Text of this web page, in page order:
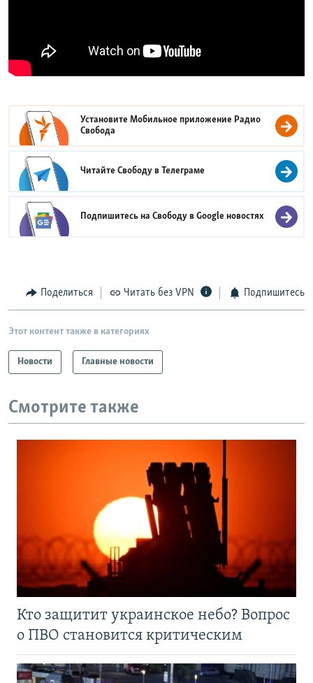
Установите Мобильное приложение Радио
Свобода
Читайте Свободу вТелеграме
Подпишитесь на Свободу вGoogle новостях
Поделиться Читать без VPN Подпишитесь
Этот контент также в категориях
Новости Главные новости
Смотрите также
Кто защитит украинское небо? Вопрос
о ПВО становится критическим